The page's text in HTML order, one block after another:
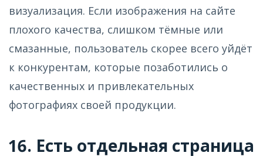
визуализация. Если изображения на сайте
плохого качества, слишком тёмные или
смазанные, пользователь скорее всего уйдёт
к конкурентам, которые позаботились о
качественных и привлекательных
фотографиях своей продукции.
16. Есть отдельная страница